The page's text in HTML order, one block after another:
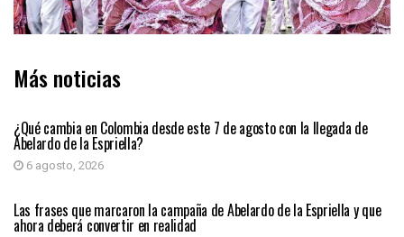
Más noticias
¿Qué cambia en Colombia desde este 7 de agosto con la llegada de
Abelardo de la Espriella?
6 agosto, 2026
PRIMER PLANO
Las frases que marcaron la campaña de Abelardo de la Espriella y que
ahora deberá convertir en realidad